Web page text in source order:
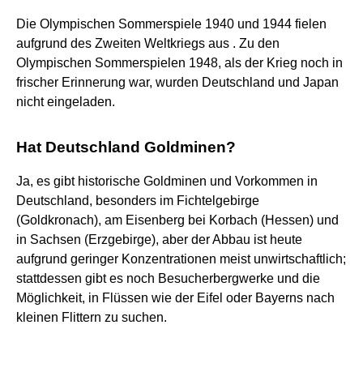
Die Olympischen Sommerspiele 1940 und 1944 fielen
aufgrund des Zweiten Weltkriegs aus . Zu den
Olympischen Sommerspielen 1948, als der Krieg noch in
frischer Erinnerung war, wurden Deutschland und Japan
nicht eingeladen.
Hat Deutschland Goldminen?
Ja, es gibt historische Goldminen und Vorkommen in
Deutschland, besonders im Fichtelgebirge
(Goldkronach), am Eisenberg bei Korbach (Hessen) und
in Sachsen (Erzgebirge), aber der Abbau ist heute
aufgrund geringer Konzentrationen meist unwirtschaftlich;
stattdessen gibt es noch Besucherbergwerke und die
Möglichkeit, in Flüssen wie der Eifel oder Bayerns nach
kleinen Flittern zu suchen.